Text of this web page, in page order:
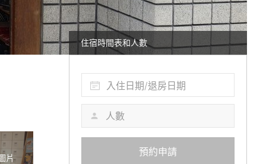
住宿時間表和人數
入住日期/退房日期
預約申請
片